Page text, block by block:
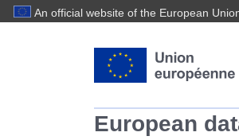
An official website of the European
European